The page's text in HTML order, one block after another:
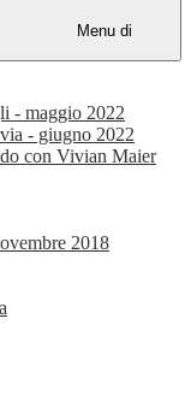
Menu di
- maggio 2022
- giugno 2022
con Vivian Maier
2018